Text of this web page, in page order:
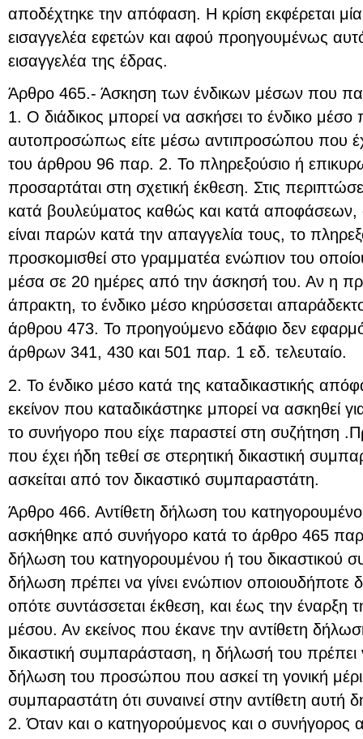
αποδέχτηκε την απόφαση. Η κρίση εκφέρεται
εισαγγελέα εφετών και αφού προηγουμένως
εισαγγελέα της έδρας.
Άρθρο 465.- Άσκηση των ένδικων μέσων που
1. Ο διάδικος μπορεί να ασκήσει το ένδικο μέσο
αυτοπροσώπως είτε μέσω αντιπροσώπου που
του άρθρου 96 παρ. 2. Το πληρεξούσιο ή
προσαρτάται στη σχετική έκθεση. Στις
κατά βουλεύματος καθώς και κατά αποφάσεων,
είναι παρών κατά την απαγγελία τους, το
προσκομισθεί στο γραμματέα ενώπιον του
μέσα σε 20 ημέρες από την άσκησή του. Αν η
άπρακτη, το ένδικο μέσο κηρύσσεται απαράδεκτο
άρθρου 473. Το προηγούμενο εδάφιο δεν
άρθρων 341, 430 και 501 παρ. 1 εδ. τελευταίο.
2. Το ένδικο μέσο κατά της καταδικαστικής
εκείνον που καταδικάστηκε μπορεί να ασκηθεί
το συνήγορο που είχε παραστεί στη συζήτηση
που έχει ήδη τεθεί σε στερητική δικαστική
ασκείται από τον δικαστικό συμπαραστάτη.
Άρθρο 466. Αντίθετη δήλωση του
ασκήθηκε από συνήγορο κατά το άρθρο 465 παρ.
δήλωση του κατηγορουμένου ή του δικαστικού
δήλωση πρέπει να γίνει ενώπιον οποιουδήποτε
οπότε συντάσσεται έκθεση, και έως την έναρξη
μέσου. Αν εκείνος που έκανε την αντίθετη
δικαστική συμπαράσταση, η δήλωσή του πρέπει
δήλωση του προσώπου που ασκεί τη γονική
συμπαραστάτη ότι συναινεί στην αντίθετη αυτή
2. Όταν και ο κατηγορούμενος και ο συνήγορος